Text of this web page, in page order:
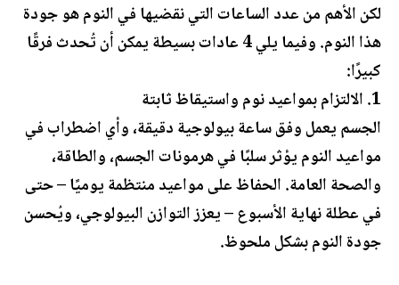
لكن الأهم من عدد الساعات التي نقضيها في النوم هو جودة
هذا النوم. وفيما يلي 4 عادات بسيطة يمكن أن تُحدث فرقًا
كبيرًا:
1. الالتزام بمواعيد نوم واستيقاظ ثابتة
الجسم يعمل وفق ساعة بيولوجية دقيقة، وأي اضطراب في
مواعيد النوم يؤثر سلبًا في هرمونات الجسم، والطاقة،
والصحة العامة. الحفاظ على مواعيد منتظمة يوميًا – حتى
في عطلة نهاية الأسبوع – يعزز التوازن البيولوجي، ويُحسن
جودة النوم بشكل ملحوظ.